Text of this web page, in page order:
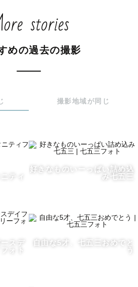
日 全て対応しております！
依頼ではSNS公開特典をご用意して
/ 卒業式 撮影について】をご覧くだ
川県”をメインに撮影しておりま
です🍃
海地方でも撮影しておりますので、
ゃん”こと”いとうもえ”と申します🌻
stories
めの過去の撮影
撮影地域が同じ
ティ
好きなものいーっぱい詰め込
み七五三
スデ
フォト
自由な5才、七五三おめでと
う